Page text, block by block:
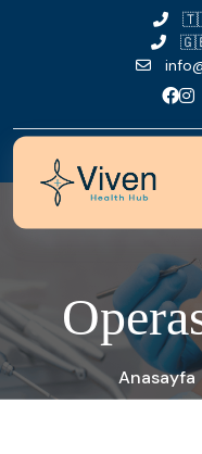
Opera
Anasayfa